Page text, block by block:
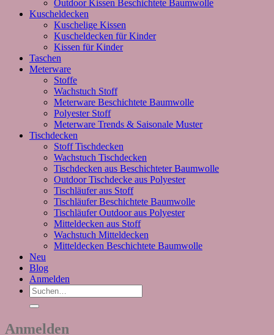
Outdoor Kissen Beschichtete Baumwolle
Kuscheldecken
Kuschelige Kissen
Kuscheldecken für Kinder
Kissen für Kinder
Taschen
Meterware
Stoffe
Wachstuch Stoff
Meterware Beschichtete Baumwolle
Polyester Stoff
Meterware Trends & Saisonale Muster
Tischdecken
Stoff Tischdecken
Wachstuch Tischdecken
Tischdecken aus Beschichteter Baumwolle
Outdoor Tischdecke aus Polyester
Tischläufer aus Stoff
Tischläufer Beschichtete Baumwolle
Tischläufer Outdoor aus Polyester
Mitteldecken aus Stoff
Wachstuch Mitteldecken
Mitteldecken Beschichtete Baumwolle
Neu
Blog
Anmelden
Suchen
nach:
Anmelden